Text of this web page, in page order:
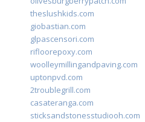
theslushkids.com
giobastian.com
glpascensori.com
rifloorepoxy.com
woolleymillingandpaving.com
uptonpvd.com
2troublegrill.com
casateranga.com
sticksandstonesstudiooh.com